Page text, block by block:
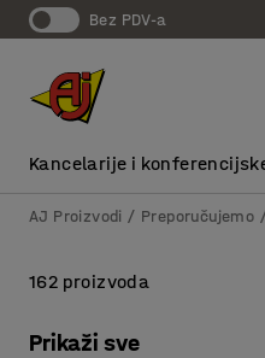
bez PDV-a
Kancelarije i
AJ Proizvodi Preporučujemo
162 proizvoda
Prikaži sve